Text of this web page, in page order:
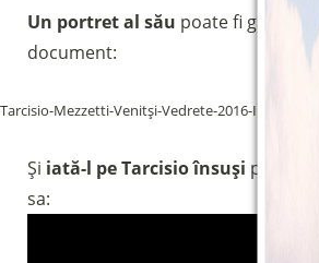
Un portret al său poate fi găsit în
document:
Tarcisio-Mezzetti-Venitși-Vedrete-2016-I
Și iată-l pe Tarcisio însuși
sa: